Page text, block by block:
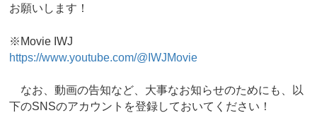
お願いします！
※Movie IWJ
https://www.youtube.com/@IWJMovie
なお、動画の告知など、大事なお知らせのためにも、以
下のSNSのアカウントを登録しておいてください！